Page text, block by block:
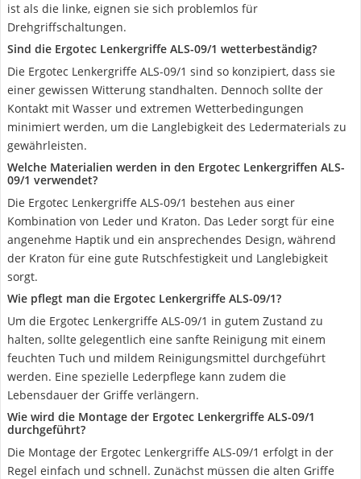
ist als die linke, eignen sie sich problemlos für
Drehgriffschaltungen.
Sind die Ergotec Lenkergriffe ALS-09/1 wetterbeständig?
Die Ergotec Lenkergriffe ALS-09/1 sind so konzipiert, dass sie
einer gewissen Witterung standhalten. Dennoch sollte der
Kontakt mit Wasser und extremen Wetterbedingungen
minimiert werden, um die Langlebigkeit des Ledermaterials zu
gewährleisten.
Welche Materialien werden in den Ergotec Lenkergriffen ALS-
09/1 verwendet?
Die Ergotec Lenkergriffe ALS-09/1 bestehen aus einer
Kombination von Leder und Kraton. Das Leder sorgt für eine
angenehme Haptik und ein ansprechendes Design, während
der Kraton für eine gute Rutschfestigkeit und Langlebigkeit
sorgt.
Wie pflegt man die Ergotec Lenkergriffe ALS-09/1?
Um die Ergotec Lenkergriffe ALS-09/1 in gutem Zustand zu
halten, sollte gelegentlich eine sanfte Reinigung mit einem
feuchten Tuch und mildem Reinigungsmittel durchgeführt
werden. Eine spezielle Lederpflege kann zudem die
Lebensdauer der Griffe verlängern.
Wie wird die Montage der Ergotec Lenkergriffe ALS-09/1
durchgeführt?
Die Montage der Ergotec Lenkergriffe ALS-09/1 erfolgt in der
Regel einfach und schnell. Zunächst müssen die alten Griffe